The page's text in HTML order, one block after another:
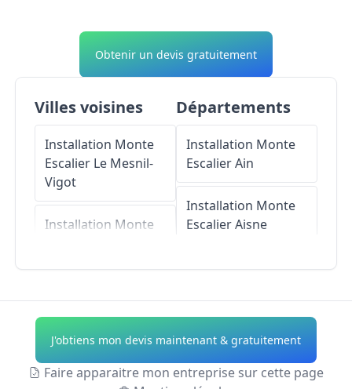
Obtenir un devis gratuitement
Villes voisines
Installation Monte
Escalier Le Mesnil-
Vigot
Installation Monte
Installation Monte
Eury
Installation Monte
Départements
Installation Monte
EscalierAin
Installation Monte
EscalierAisne
Installation Monte
EscalierAlpes-de-
Haute-Provence
J'obtiens mon devis maintenant & gratuitement
Faire apparaitre mon entreprise sur cette page